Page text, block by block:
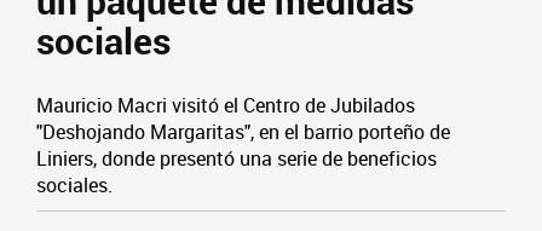
sociales
Mauricio Macri visitó el Centro de Jubilados
"Deshojando Margaritas", en el barrio porteño de
Liniers, donde presentó una serie de beneficios
sociales.